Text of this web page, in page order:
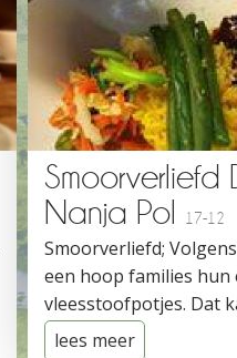
Smoorverliefd
Nanja Pol
17-12
Smoorverliefd;
een hoop families hun
vleesstoofpotjes. Dat
lees meer